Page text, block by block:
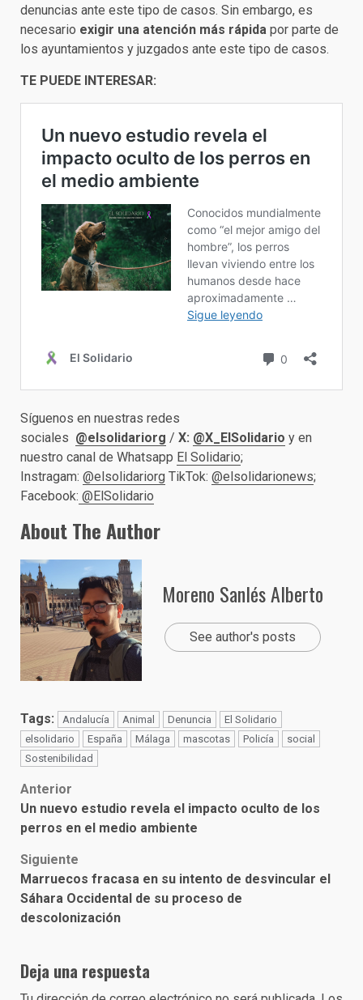
denuncias ante este tipo de casos. Sin embargo, es
necesario exigir una atención más rápida por parte de
los ayuntamientos y juzgados ante este tipo de casos.
TE PUEDE INTERESAR:
Síguenos en nuestras redes
sociales @elsolidariorg / X: @X_ElSolidario y en
nuestro canal de Whatsapp El Solidario;
Instragam: @elsolidariorg TikTok: @elsolidarionews;
Facebook: @ElSolidario
About The Author
Moreno Sanlés Alberto
See author's posts
Tags: Andalucía Animal Denuncia
El Solidario
elsolidario
España Málaga mascotas Policía
social
Sostenibilidad
Post
navigation
Anterior
Un nuevo estudio revela el impacto oculto de los
perros en el medio ambiente
Siguiente
Marruecos fracasa en su intento de desvincular el
Sáhara Occidental de su proceso de
descolonización
Deja una respuesta